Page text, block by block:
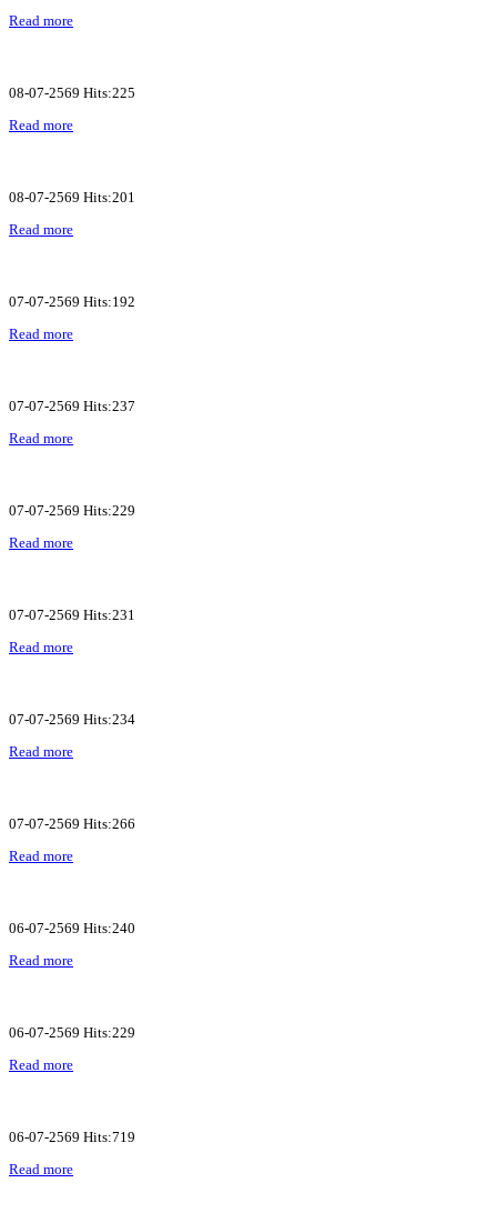
Read more
08-07-2569 Hits:225
Read more
08-07-2569 Hits:201
Read more
07-07-2569 Hits:192
Read more
07-07-2569 Hits:237
Read more
07-07-2569 Hits:229
Read more
07-07-2569 Hits:231
Read more
07-07-2569 Hits:234
Read more
07-07-2569 Hits:266
Read more
06-07-2569 Hits:240
Read more
06-07-2569 Hits:229
Read more
06-07-2569 Hits:719
Read more